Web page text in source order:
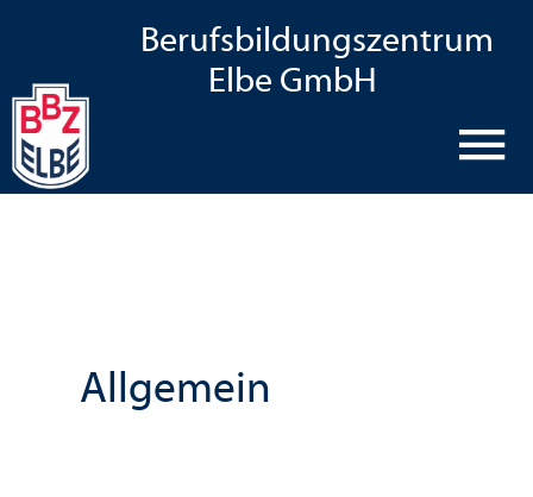
springen
Berufsbildungszentrum
Elbe GmbH
Hauptmenü
Allgemein